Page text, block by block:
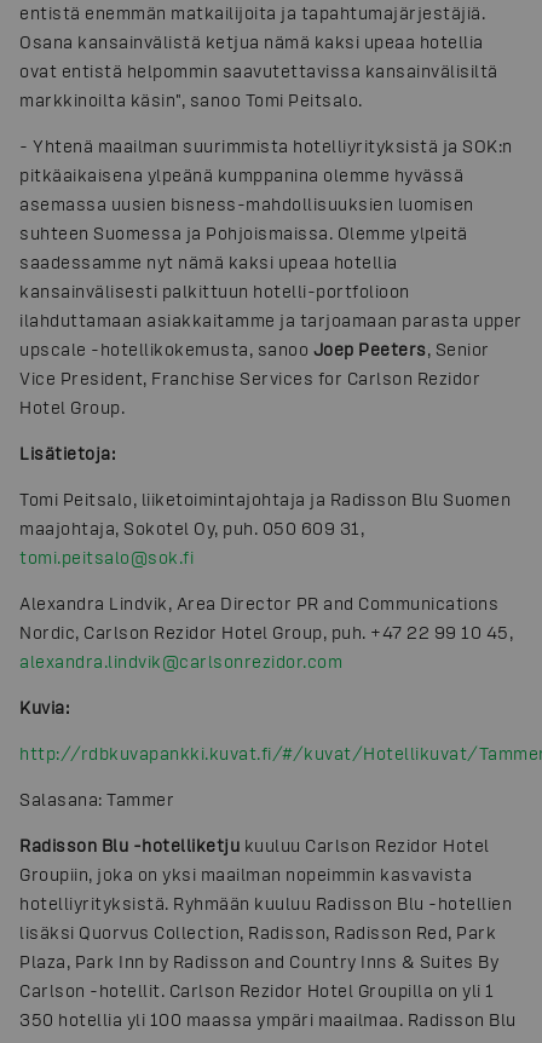
entistä enemmän matkailijoita ja tapahtumajärjestäjiä.
Osana kansainvälistä ketjua nämä kaksi upeaa hotellia
ovat entistä helpommin saavutettavissa kansainvälisiltä
markkinoilta käsin", sanoo Tomi Peitsalo.
- Yhtenä maailman suurimmista hotelliyrityksistä ja SOK:n
pitkäaikaisena ylpeänä kumppanina olemme hyvässä
asemassa uusien bisness-mahdollisuuksien luomisen
suhteen Suomessa ja Pohjoismaissa. Olemme ylpeitä
saadessamme nyt nämä kaksi upeaa hotellia
kansainvälisesti palkittuun hotelli-portfolioon
ilahduttamaan asiakkaitamme ja tarjoamaan parasta upper
upscale -hotellikokemusta, sanoo Joep Peeters, Senior
Vice President, Franchise Services for Carlson Rezidor
Hotel Group.
Lisätietoja:
Tomi Peitsalo, liiketoimintajohtaja ja Radisson Blu Suomen
maajohtaja, Sokotel Oy, puh. 050 609 31,
tomi.peitsalo@sok.fi
Alexandra Lindvik, Area Director PR and Communications
Nordic, Carlson Rezidor Hotel Group, puh. +47 22 99 10 45,
alexandra.lindvik@carlsonrezidor.com
Kuvia:
http://rdbkuvapankki.kuvat.fi/#/kuvat/Hotellikuvat/
Salasana: Tammer
Radisson Blu -hotelliketju kuuluu Carlson Rezidor Hotel
Groupiin, joka on yksi maailman nopeimmin kasvavista
hotelliyrityksistä. Ryhmään kuuluu Radisson Blu -hotellien
lisäksi Quorvus Collection, Radisson, Radisson Red, Park
Plaza, Park Inn by Radisson and Country Inns & Suites By
Carlson -hotellit. Carlson Rezidor Hotel Groupilla on yli 1
350 hotellia yli 100 maassa ympäri maailmaa. Radisson Blu